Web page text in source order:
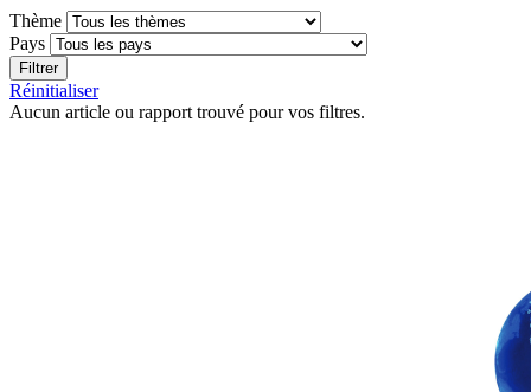
Thème
Pays
Filtrer
Réinitialiser
Aucun article ou rapport trouvé pour vos filtres.